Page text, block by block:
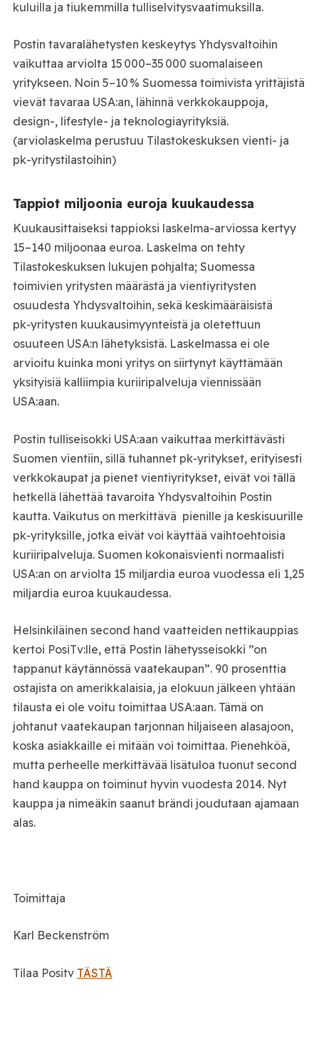
kuluilla ja tiukemmilla tulliselvitysvaatimuksilla.
Postin tavaralähetysten keskeytys Yhdysvaltoihin
vaikuttaa arviolta 15 000–35 000 suomalaiseen
yritykseen. Noin 5–10 % Suomessa toimivista yrittäjistä
vievät tavaraa USA:an, lähinnä verkkokauppoja,
design-, lifestyle- ja teknologiayrityksiä.
(arviolaskelma perustuu Tilastokeskuksen vienti- ja
pk-yritystilastoihin)
Tappiot miljoonia euroja kuukaudessa
Kuukausittaiseksi tappioksi laskelma-arviossa kertyy
15–140 miljoonaa euroa. Laskelma on tehty
Tilastokeskuksen lukujen pohjalta; Suomessa
toimivien yritysten määrästä ja vientiyritysten
osuudesta Yhdysvaltoihin, sekä keskimääräisistä
pk‑yritysten kuukausimyynteistä ja oletettuun
osuuteen USA:n lähetyksistä. Laskelmassa ei ole
arvioitu kuinka moni yritys on siirtynyt käyttämään
yksityisiä kalliimpia kuriiripalveluja viennissään
USA:aan.
Postin tulliseisokki USA:aan vaikuttaa merkittävästi
Suomen vientiin, sillä tuhannet pk‑yritykset, erityisesti
verkkokaupat ja pienet vientiyritykset, eivät voi tällä
hetkellä lähettää tavaroita Yhdysvaltoihin Postin
kautta. Vaikutus on merkittävä pienille ja keskisuurille
pk‑yrityksille, jotka eivät voi käyttää vaihtoehtoisia
kuriiripalveluja. Suomen kokonaisvienti normaalisti
USA:an on arviolta 15 miljardia euroa vuodessa eli 1,25
miljardia euroa kuukaudessa.
Helsinkiläinen second hand vaatteiden nettikauppias
kertoi PosiTv:lle, että Postin lähetysseisokki ”on
tappanut käytännössä vaatekaupan”. 90 prosenttia
ostajista on amerikkalaisia, ja elokuun jälkeen yhtään
tilausta ei ole voitu toimittaa USA:aan. Tämä on
johtanut vaatekaupan tarjonnan hiljaiseen alasajoon,
koska asiakkaille ei mitään voi toimittaa. Pienehköä,
mutta perheelle merkittävää lisätuloa tuonut second
hand kauppa on toiminut hyvin vuodesta 2014. Nyt
kauppa ja nimeäkin saanut brändi joudutaan ajamaan
alas.
Toimittaja
Karl Beckenström
Tilaa Positv TÄSTÄ